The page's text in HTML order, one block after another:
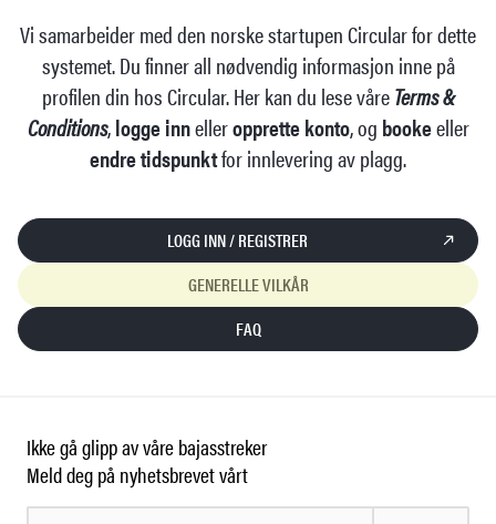
Vi samarbeider med den norske startupen Circular for dette
systemet. Du finner all nødvendig informasjon inne på
profilen din hos Circular. Her kan du lese våreTerms &
Conditions,logge innelleropprette konto, og bookeeller
endre tidspunktfor innlevering av plagg.
LOGG INN / REGISTRER
GENERELLE VILKÅR
FAQ
Ikke gå glipp av våre bajasstreker
Meld deg på nyhetsbrevet vårt